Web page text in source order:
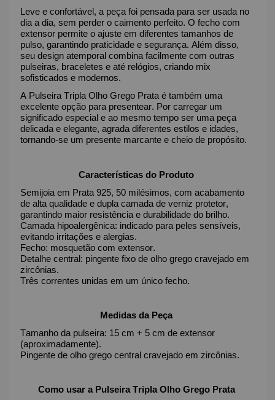
Leve e confortável, a peça foi pensada para ser usada no
dia a dia, sem perder o caimento perfeito. O fecho com
extensor permite o ajuste em diferentes tamanhos de
pulso, garantindo praticidade e segurança. Além disso,
seu design atemporal combina facilmente com outras
pulseiras, braceletes e até relógios, criando mix
sofisticados e modernos.
A Pulseira Tripla Olho Grego Prata é também uma
excelente opção para presentear. Por carregar um
significado especial e ao mesmo tempo ser uma peça
delicada e elegante, agrada diferentes estilos e idades,
tornando-se um presente marcante e cheio de propósito.
Características do Produto
Semijoia em Prata 925, 50 milésimos, com acabamento
de alta qualidade e dupla camada de verniz protetor,
garantindo maior resistência e durabilidade do brilho.
Camada hipoalergênica: indicado para peles sensíveis,
evitando irritações e alergias.
Fecho: mosquetão com extensor.
Detalhe central: pingente fixo de olho grego cravejado em
zircônias.
Três correntes unidas em um único fecho.
Medidas da Peça
Tamanho da pulseira: 15 cm + 5 cm de extensor
(aproximadamente).
Pingente de olho grego central cravejado em zircônias.
Como usar a Pulseira Tripla Olho Grego Prata